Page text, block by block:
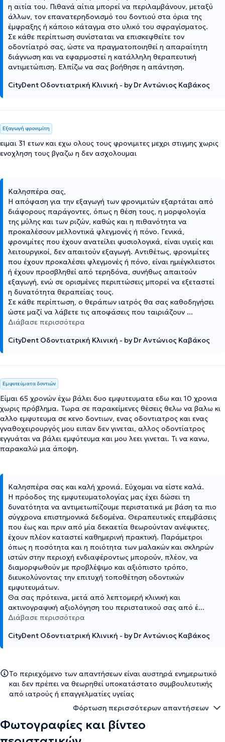
η αιτία του. Πιθανά αίτια μπορεί να περιλαμβάνουν, μεταξύ
άλλων, τον επανατερηδονισμό του δοντιού στα όρια της
έμφραξης ή κάποιο κάταγμα στο υλικό του σφραγίσματος.
Σε κάθε περίπτωση συνίσταται να επισκεφθείτε τον
οδοντίατρό σας, ώστε να πραγματοποιηθεί η απαραίτητη
διάγνωση και να εφαρμοστεί η κατάλληλη θεραπευτική
αντιμετώπιση. Ελπίζω να σας βοήθησε η απάντηση.
CityDent Οδοντιατρική Κλινική - by Dr Αντώνιος Καβάκος
Εξαγωγή φρονιμίτη
ειμαι 31 ετων και εχω ολους τους φρονιμιτες μεχρι στιγμης χωρις
ενοχληση τους βγαζω η δεν ασχολουμαι
Καλησπέρα σας,
Η απόφαση για την εξαγωγή των φρονιμιτών εξαρτάται από
διάφορους παράγοντες, όπως η θέση τους, η μορφολογία
της μύλης και των ριζών, καθώς και η πιθανότητα να
προκαλέσουν μελλοντικά φλεγμονές ή πόνο. Γενικά,
φρονιμίτες που έχουν ανατείλει φυσιολογικά, είναι υγιείς και
λειτουργικοί, δεν απαιτούν εξαγωγή. Αντιθέτως, φρονιμίτες
που έχουν προκαλέσει φλεγμονές ή πόνο, είναι ημιέγκλειστοι
ή έχουν προσβληθεί από τερηδόνα, συνήθως απαιτούν
εξαγωγή, ενώ σε ορισμένες περιπτώσεις μπορεί να εξεταστεί
η δυνατότητα θεραπείας τους.
Σε κάθε περίπτωση, ο θεράπων ιατρός θα σας καθοδηγήσει
ώστε μαζί να λάβετε τις αποφάσεις που ταιριάζουν ...
Διάβασε περισσότερα
CityDent Οδοντιατρική Κλινική - by Dr Αντώνιος Καβάκος
Εμφυτεύματα δοντιών
Είμαι 65 χρονών έχω βάλει δυο εμφυτευματα εδω και 10 χρονια
χωρις πρόβλημα. Τωρα σε παρακείμενες θέσεις θελω να βαλω κι
αλλο εμφυτευμα σε κενο δοντιων, ενας οδοντιατρος και ενας
γναθοχειρουργός μου ειπαν δεν γινεται, αλλος οδοντίατρος
εγγυάται να βάλει εμφύτευμα και μου λεει γινεται. Τι να κανω,
παρακαλώ μια άποψη.
Καλησπέρα σας και καλή χρονιά. Εύχομαι να είστε καλά.
Η πρόοδος της εμφυτευματολογίας μας έχει δώσει τη
δυνατότητα να αντιμετωπίζουμε περιστατικά με βάση τα πιο
σύγχρονα επιστημονικά δεδομένα. Θεραπευτικές επεμβάσεις
που έως και πριν από μία δεκαετία θεωρούνταν ανέφικτες,
έχουν πλέον καταστεί καθημερινή πρακτική. Παράμετροι
όπως η ποσότητα και η ποιότητα των μαλακών και σκληρών
ιστών στην περιοχή ενδιαφέροντως μπορούν, πλέον, να
διαμορφωθούν με προβλέψιμο και αξιόπιστο τρόπο,
διευκολύνοντας την επιτυχή τοποθέτηση οδοντικών
εμφυτευμάτων.
Θα σας πρότεινα, μετά από λεπτομερή κλινική και
ακτινογραφική αξιολόγηση του περιστατικού σας από έ...
Διάβασε περισσότερα
CityDent Οδοντιατρική Κλινική - by Dr Αντώνιος Καβάκος
Το περιεχόμενο των απαντήσεων είναι αυστηρά ενημερωτικό
και δεν πρέπει να θεωρηθεί υποκατάστατο συμβουλευτικής
από ιατρούς ή επαγγελματίες υγείας
Φόρτωση περισσότερων απαντήσεων
Φωτογραφίες και βίντεο